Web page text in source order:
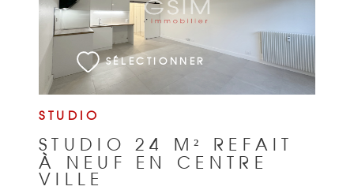
STUDIO
STUDIO 24 M² REFAIT
À NEUF EN CENTRE
VILLE
SÉLECTIONNER
VOIR LE BIEN